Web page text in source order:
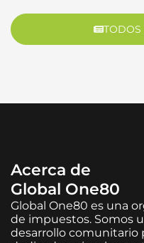
TODOS
Acerca de
Global One80
Global One80 es una
de impuestos. Somos
desarrollo comunitario